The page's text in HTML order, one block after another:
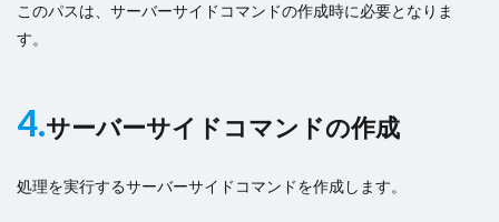
このパスは、サーバーサイドコマンドの作成時に必要となりま
す。
4.サーバーサイドコマンドの作成
処理を実行するサーバーサイドコマンドを作成します。